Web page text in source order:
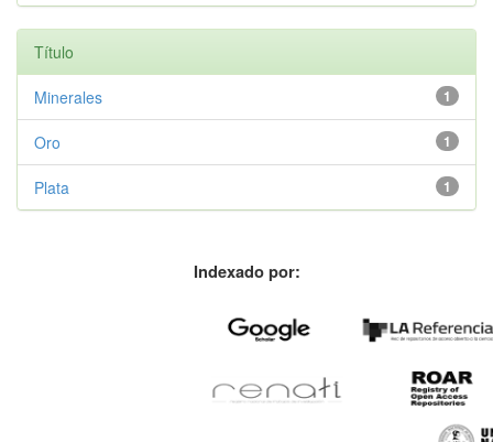
Título
1
Minerales
1
Oro
1
Plata
Indexado por: